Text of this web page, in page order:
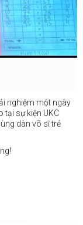
nghiệm một ngày
tại sự kiện UKC
dàn võ sĩ trẻ